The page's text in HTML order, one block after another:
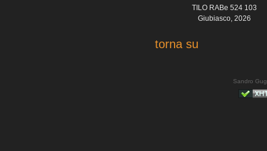
TILO RABe 524 103
Giubiasco, 2026
torna su
Sandro